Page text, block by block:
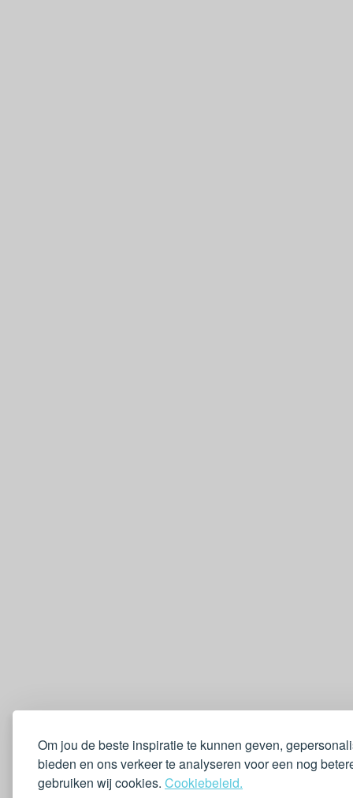
Om jou de beste inspiratie te kunnen geven,
bieden en ons verkeer te analyseren voor een nog
gebruiken wij cookies. Cookiebeleid.